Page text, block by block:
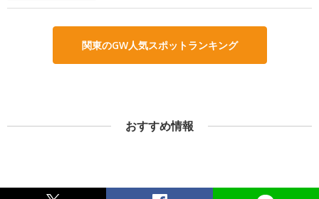
関東のGW人気スポットランキング
おすすめ情報